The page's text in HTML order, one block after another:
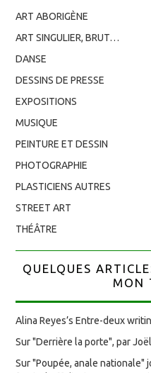
ART ABORIGÈNE
ART SINGULIER, BRUT…
DANSE
DESSINS DE PRESSE
EXPOSITIONS
MUSIQUE
PEINTURE ET DESSIN
PHOTOGRAPHIE
PLASTICIENS AUTRES
STREET ART
THÉÂTRE
QUELQUES
MON
Alina Reyes’s Entre-deux
Sur "Derrière la porte", par
Sur "Poupée, anale nationale"